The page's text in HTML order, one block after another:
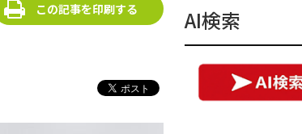
この記事を印刷する AI検索